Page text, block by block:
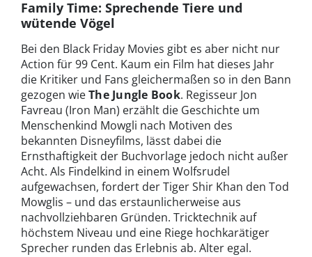
Family Time: Sprechende Tiere und
wütende Vögel
Bei den Black Friday Movies gibt es aber nicht nur
Action für 99 Cent. Kaum ein Film hat dieses Jahr
die Kritiker und Fans gleichermaßen so in den Bann
gezogen wieThe Jungle Book. Regisseur Jon
Favreau (Iron Man) erzählt die Geschichte um
Menschenkind Mowgli nach Motiven des
bekannten Disneyfilms, lässt dabei die
Ernsthaftigkeit der Buchvorlage jedoch nicht außer
Acht. Als Findelkind in einem Wolfsrudel
aufgewachsen, fordert der Tiger Shir Khan den Tod
Mowglis – und das erstaunlicherweise aus
nachvollziehbaren Gründen. Tricktechnik auf
höchstem Niveau und eine Riege hochkarätiger
Sprecher runden das Erlebnis ab. Alter egal.